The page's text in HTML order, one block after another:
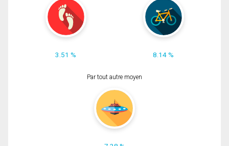
3.51 % 8.14 %
Par tout autre moyen